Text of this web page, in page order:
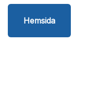
Hemsida